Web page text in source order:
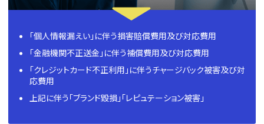
「個人情報漏えい」に伴う損害賠償費用及び対応費用
「金融機関不正送金」に伴う補償費用及び対応費用
「クレジットカード不正利用」に伴うチャージバック被害及び対
応費用
上記に伴う「ブランド毀損」「レピュテーション被害」